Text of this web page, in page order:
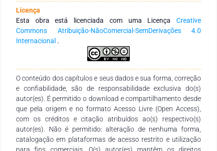
53,5% apontando o meet como importante para o processo
de tirar dúvidas; 50,8% observou a necessidade de ampliação
da utilização da referida ferramenta; 44,5% concorda que as
aulas do meet, contribui para o aprendizado; a maioria 49,6%
afirma ser indiferente abrir ou não a câmera no momento da
aula online; 62,6% nas aulas online, assistiu metade das aulas
da câmera durante a aula do meet, não interfere na interação
e no aprendizado; 56,4% informa que o motivo da não
abertura da câmera no momento das aulas online foi
vergonha. Considerações finais com a necessidade de
utilização de aulas online, a ferramenta do meet foi muito
utilizada, porém, infelizmente não em sua totalidade, havendo
certa dificuldade de entendimento do quanto importante essa
ferramenta pode impactar positivamente no aprendizado,
Licença
Esta obra está licenciada com uma Licença Creative
Commons Atribuição-NãoComercial-SemDerivações 4.0
Internacional .
O conteúdo dos capítulos e seus dados e sua forma, correção
e confiabilidade, são de responsabilidade exclusiva do(s)
autor(es). É permitido o download e compartilhamento desde
que pela origem e no formato Acesso Livre (Open Access),
com os créditos e citação atribuídos ao(s) respectivo(s)
autor(es). Não é permitido: alteração de nenhuma forma,
catalogação em plataformas de acesso restrito e utilização
para fins comerciais. O(s) autor(es) mantêm os direitos